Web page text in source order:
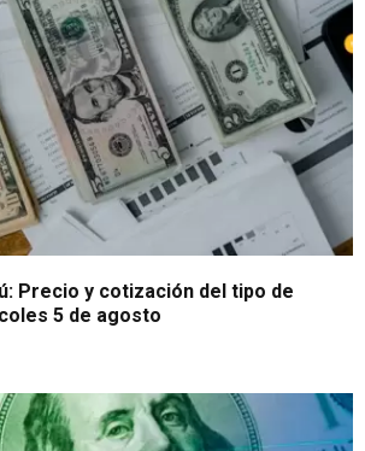
Precio y cotización del tipo de
5 de agosto